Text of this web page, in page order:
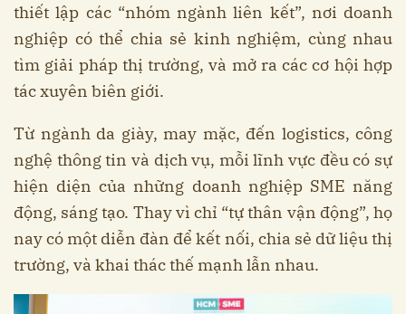
thiết lập các “nhóm ngành liên kết”, nơi doanh
nghiệp có thể chia sẻ kinh nghiệm, cùng nhau
tìm giải pháp thị trường, và mở ra các cơ hội hợp
tác xuyên biên giới.
Từ ngành da giày, may mặc, đến logistics, công
nghệ thông tin và dịch vụ, mỗi lĩnh vực đều có sự
hiện diện của những doanh nghiệp SME năng
động, sáng tạo. Thay vì chỉ “tự thân vận động”, họ
nay có một diễn đàn để kết nối, chia sẻ dữ liệu thị
trường, và khai thác thế mạnh lẫn nhau.